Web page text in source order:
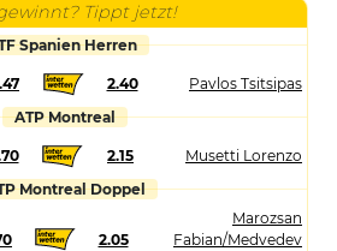
Tippt jetzt!
Spanien Herren
2.40
Pavlos Tsitsipas
ATP Montreal
2.15
Musetti Lorenzo
Montreal Doppel
2.05
Marozsan
Fabian/Medvedev